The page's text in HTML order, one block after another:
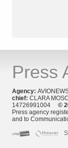
Press
Agency:
chief: CLARA
14726991004 ©
Press agency
and to